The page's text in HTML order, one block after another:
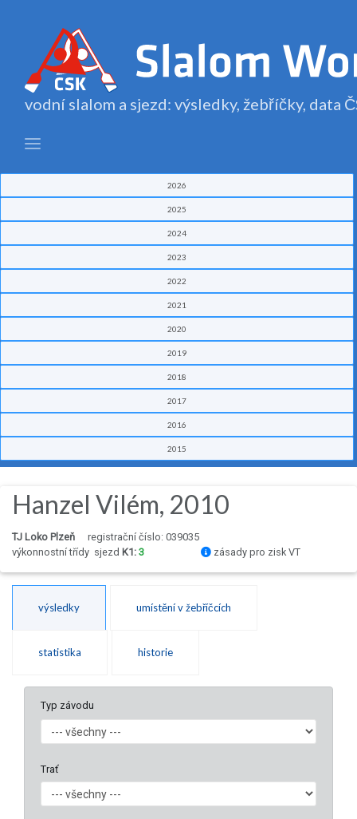
vodní slalom a sjezd: výsledky, žebříčky, data
2026
2025
2024
2023
2022
2021
2020
2019
2018
2017
2016
2015
Hanzel Vilém, 2010
TJ Loko Plzeň
registrační číslo: 039035
výkonnostní třídy sjezd K1: 3 zásady pro zisk VT
výsledky umístění v žebříčcích
statistika historie
Typ závodu
Trať